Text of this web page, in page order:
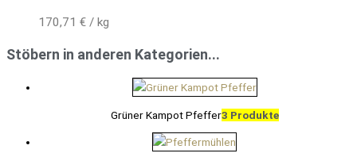
170,71 € / kg
Stöbern in anderen Kategorien...
Grüner Kampot Pfeffer3 Produkte